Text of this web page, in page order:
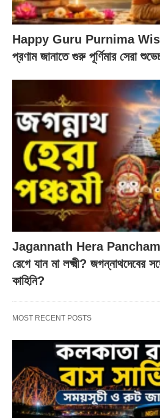
Happy Guru Purnima
প্রণাম জানাতে গুরু পূর্ণিমার সেরা
Jagannath Hera Panchami-
রেগে যান মা লক্ষ্মী? জগন্নাথদেবের
কাহিনি?
MOST RECENT POSTS